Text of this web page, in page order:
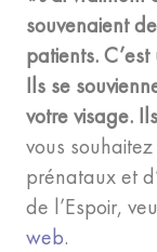
souvenaient
patients.
Ils se
votre visage.
vous
prénataux et
de l’Espoir,
web.